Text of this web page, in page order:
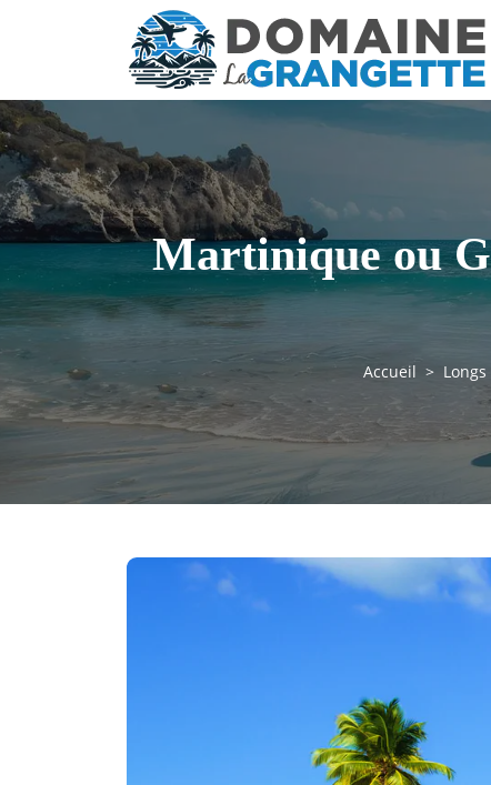
Martinique ou
Accueil